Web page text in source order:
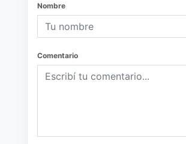
Nombre
Comentario